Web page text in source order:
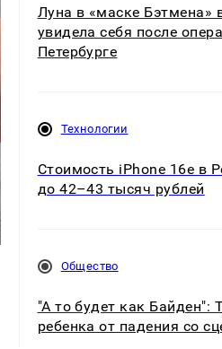
Луна в «маске Бэтмена»
увидела себя после
Петербурге
Технологии
Стоимость iPhone 16e в
до 42–43 тысяч рублей
Общество
"А то будет как Байден":
ребенка от падения со